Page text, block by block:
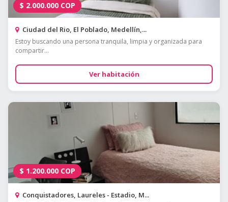
$ 2.000.000 COP
Ciudad del Rio, El Poblado, Medellín,...
Estoy buscando una persona tranquila, limpia y organizada para
compartir...
Ver habitación
$ 1.200.000 COP
Conquistadores, Laureles - Estadio, M...